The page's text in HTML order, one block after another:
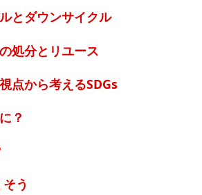
とダウンサイクル
処分とリユース
点から考えるSDGs
？
う